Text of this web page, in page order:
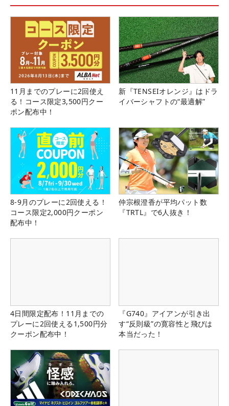
11月までのプレーに2回使え
る！コース限定3,500円クー
ポン配布中！
新『TENSEIオレンジ』はドラ
イバーシャフトの“最適解”
8-9月のプレーに2回使える！
コース限定2,000円クーポン
配布中！
仲宗根澄香が平均パット数
『TRTL』で6人抜き！
4日間限定配布！11月までの
プレーに2回使える1,500円分
クーポン配布中！
『G740』アイアンが引き出
す“反則級”の寛容性と飛びは
本当だった！